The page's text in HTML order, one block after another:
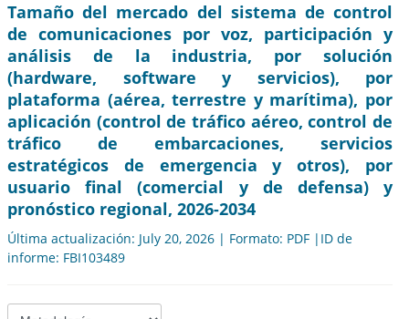
Tamaño del mercado del sistema de control
de comunicaciones por voz, participación y
análisis de la industria, por solución
(hardware, software y servicios), por
plataforma (aérea, terrestre y marítima), por
aplicación (control de tráfico aéreo, control de
tráfico de embarcaciones, servicios
estratégicos de emergencia y otros), por
usuario final (comercial y de defensa) y
pronóstico regional, 2026-2034
Última actualización: July 20, 2026 | Formato: PDF |ID de
informe: FBI103489